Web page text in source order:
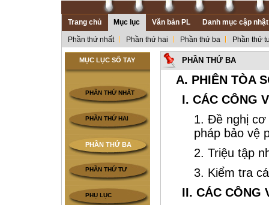
Trang chủ Mục lục
Phần thứ nhất Phần thứ hai Phần thứ ba Phần thứ
Văn bản PL Danh mục cập nhật
MỤC LỤC SỔ TAY
PHẦN THỨ NHẤT
PHẦN THỨ HAI
PHẦN THỨ BA
PHẦN THỨ TƯ
PHỤ LỤC
PHẦN THỨ BA
A. PHIÊN TÒA
I. CÁC CÔNG
1. Đề nghị
pháp bảo vệ
2. Triệu tập
3. Kiểm tra
II. CÁC CÔNG